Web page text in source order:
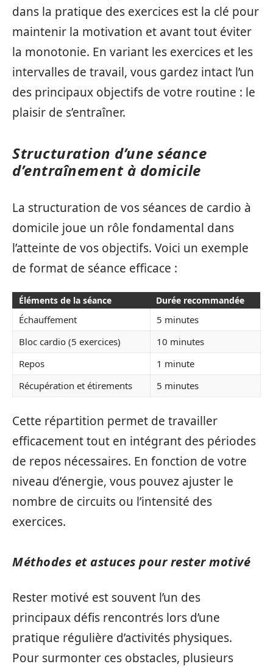
dans la pratique des exercices est la clé pour
maintenir la motivation et avant tout éviter
la monotonie. En variant les exercices et les
intervalles de travail, vous gardez intact l’un
des principaux objectifs de votre routine : le
plaisir de s’entraîner.
Structuration d’une séance
d’entraînement à domicile
La structuration de vos séances de cardio à
domicile joue un rôle fondamental dans
l’atteinte de vos objectifs. Voici un exemple
de format de séance efficace :
Éléments de la séance Durée recommandée
Échauffement
5 minutes
Bloc cardio (5 exercices)
10 minutes
Repos
1 minute
Récupération et étirements
5 minutes
Cette répartition permet de travailler
efficacement tout en intégrant des périodes
de repos nécessaires. En fonction de votre
niveau d’énergie, vous pouvez ajuster le
nombre de circuits ou l’intensité des
exercices.
Méthodes et astuces pour rester motivé
Rester motivé est souvent l’un des
principaux défis rencontrés lors d’une
pratique régulière d’activités physiques.
Pour surmonter ces obstacles, plusieurs